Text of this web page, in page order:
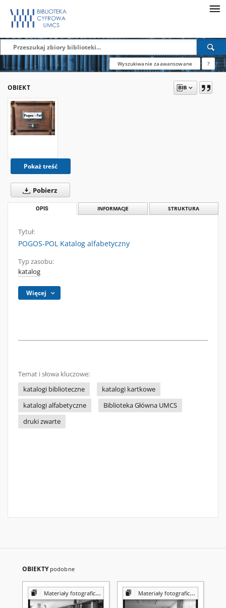
Wyszukiwanie zaawansowane ?
OBIEKT
Pokaż treść
Pobierz
OPIS INFORMACJE STRUKTURA
Tytuł:
POGOS-POL Katalog alfabetyczny
Typ zasobu:
katalog
Więcej
Temat i słowa kluczowe:
katalogi biblioteczne
katalogi kartkowe
katalogi alfabetyczne
Biblioteka Główna UMCS
druki zwarte
OBIEKTY podobne
Materiały fotograficzne z Pracowni Reprografii Biblioteki UMCS Materiały fotograficzne z Pracowni Reprografii Biblioteki UMCS